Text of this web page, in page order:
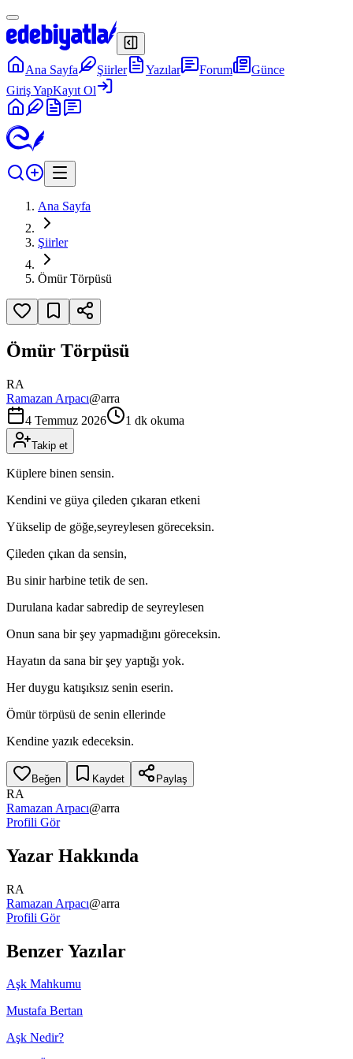
Ana Sayfa Şiirler Yazılar Forum
Günce
Giriş YapKayıt Ol
Ana Sayfa
Şiirler
Ömür Törpüsü
Ömür Törpüsü
RA
Ramazan Arpacı@arra
4 Temmuz 2026
1 dk okuma
Takip et
Küplere binen sensin.
Kendini ve güya çileden çıkaran etkeni
Yükselip de göğe,seyreylesen göreceksin.
Çileden çıkan da sensin,
Bu sinir harbine tetik de sen.
Durulana kadar sabredip de seyreylesen
Onun sana bir şey yapmadığını göreceksin.
Hayatın da sana bir şey yaptığı yok.
Her duygu katışıksız senin eserin.
Ömür törpüsü de senin ellerinde
Kendine yazık edeceksin.
Beğen Kaydet Paylaş
RA
Ramazan Arpacı@arra
Profili Gör
Yazar Hakkında
RA
Ramazan Arpacı@arra
Profili Gör
Benzer Yazılar
Aşk Mahkumu
Mustafa Bertan
Aşk Nedir?